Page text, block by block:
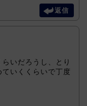
返信
いだろうし、とり
いくくらいで丁度